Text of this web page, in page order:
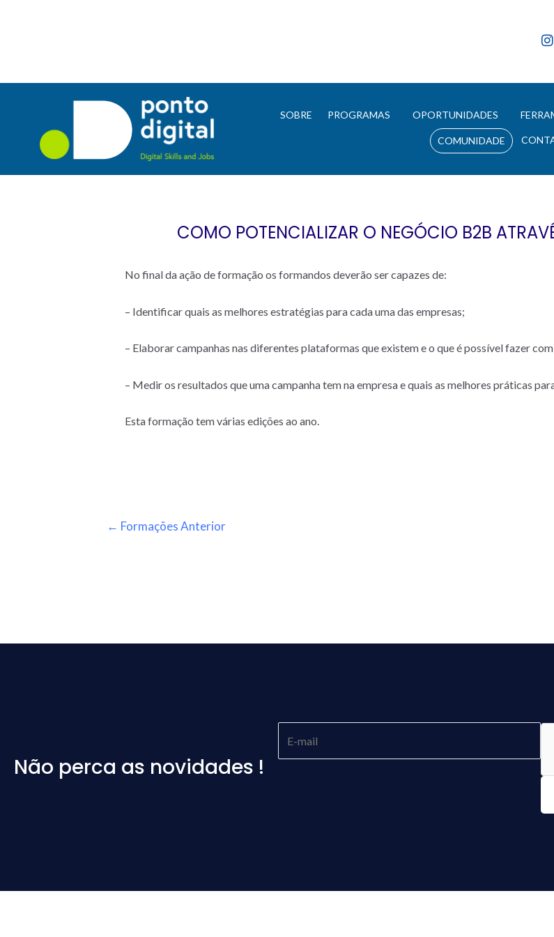
SOBRE PROGRAMAS OPORTUNIDADES
COMUNIDADE
COMO POTENCIALIZAR O NEGÓCIO B2B
No final da ação de formação os formandos deverão ser capazes de:
– Identificar quais as melhores estratégias para cada uma das empresas;
– Elaborar campanhas nas diferentes plataformas que existem e o que é possível fazer
– Medir os resultados que uma campanha tem na empresa e quais as melhores práticas
Esta formação tem várias edições ao ano.
← Formações Anterior
Não perca as novidades !